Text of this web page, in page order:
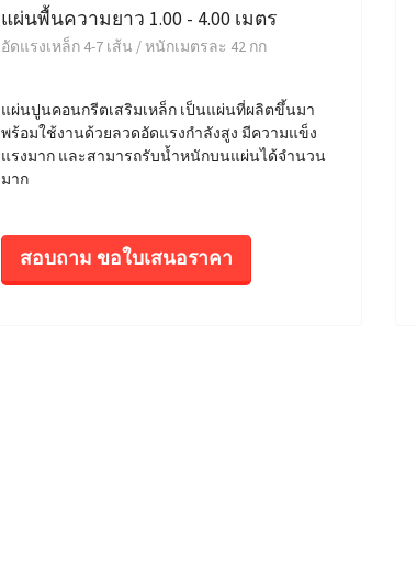
แผ่นพื้นความยาว 1.00 - 4.00 เมตร
อัดแรงเหล็ก 4-7 เส้น / หนักเมตรละ 42 กก
แผ่นปูนคอนกรีตเสริมเหล็ก เป็นแผ่นที่ผลิตขึ้นมา
พร้อมใช้งานด้วยลวดอัดแรงกำลังสูง มีความแข็ง
แรงมาก และสามารถรับน้ำหนักบนแผ่นได้จำนวน
มาก
สอบถาม ขอใบเสนอราคา